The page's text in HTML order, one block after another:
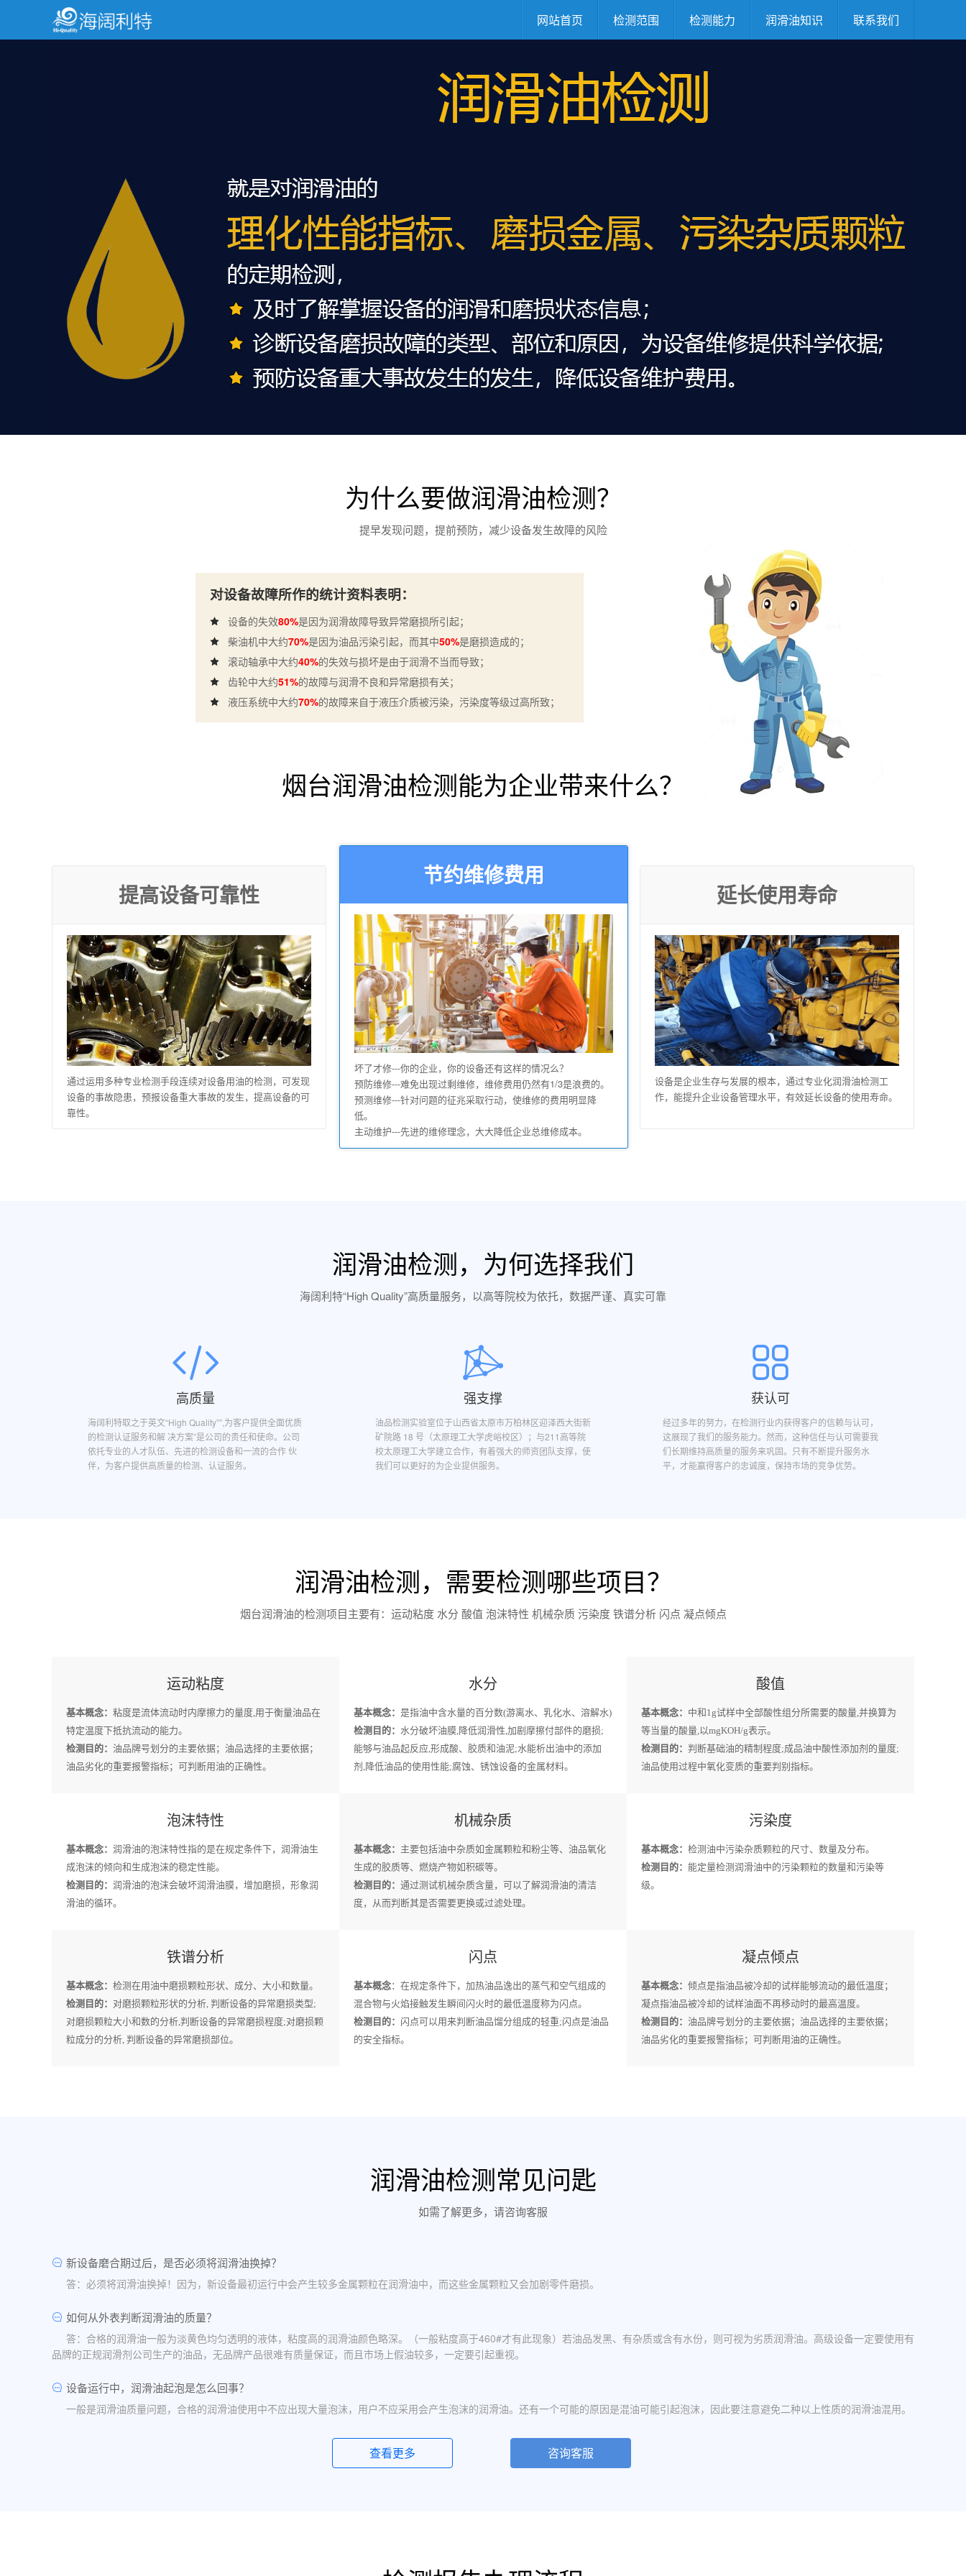
网站首页 检测范围 检测能力 润滑油知识 联系我们
为什么要做润滑油检测？
提早发现问题，提前预防，减少设备发生故障的风险
对设备故障所作的统计资料表明：
设备的失效80%是因为润滑故障导致异常磨损所引起；
柴油机中大约70%是因为油品污染引起，而其中50%是磨损造成的；
滚动轴承中大约40%的失效与损坏是由于润滑不当而导致；
齿轮中大约51%的故障与润滑不良和异常磨损有关；
液压系统中大约70%的故障来自于液压介质被污染，污染度等级过高所致；
烟台润滑油检测能为企业带来什么？
提高设备可靠性
通过运用多种专业检测手段连续对设备用油的检测，可发现
设备的事故隐患，预报设备重大事故的发生，提高设备的可
靠性。
节约维修费用
坏了才修---你的企业，你的设备还有这样的情况么？
预防维修---难免出现过剩维修，维修费用仍然有1/3是浪费的。
预测维修---针对问题的征兆采取行动，使维修的费用明显降
低。
主动维护---先进的维修理念，大大降低企业总维修成本。
延长使用寿命
设备是企业生存与发展的根本，通过专业化润滑油检测工
作，能提升企业设备管理水平，有效延长设备的使用寿命。
润滑油检测，为何选择我们
海阔利特“High Quality”高质量服务，以高等院校为依托，数据严谨、真实可靠
高质量
海阔利特取之于英文“High Quality””,为客户提供全面优质
的检测认证服务和解 决方案”是公司的责任和使命。公司
依托专业的人才队伍、先进的检测设备和一流的合作 伙
伴，为客户提供高质量的检测、认证服务。
强支撑
油品检测实验室位于山西省太原市万柏林区迎泽西大街新
矿院路 18 号（太原理工大学虎峪校区）；与211高等院
校太原理工大学建立合作，有着强大的师资团队支撑，使
我们可以更好的为企业提供服务。
获认可
经过多年的努力，在检测行业内获得客户的信赖与认可，
这展现了我们的服务能力。然而，这种信任与认可需要我
们长期维持高质量的服务来巩固。只有不断提升服务水
平，才能赢得客户的忠诚度，保持市场的竞争优势。
润滑油检测，需要检测哪些项目？
烟台润滑油的检测项目主要有：运动粘度 水分 酸值 泡沫特性 机械杂质 污染度 铁谱分析 闪点 凝点倾点
运动粘度
基本概念： 粘度是流体流动时内摩擦力的量度,用于衡量油品在
特定温度下抵抗流动的能力。
检测目的： 油品牌号划分的主要依据；油品选择的主要依据；
油品劣化的重要报警指标；可判断用油的正确性。
水分
基本概念： 是指油中含水量的百分数(游离水、乳化水、溶解水)
检测目的： 水分破坏油膜,降低润滑性,加剧摩擦付部件的磨损;
能够与油品起反应,形成酸、胶质和油泥;水能析出油中的添加
剂,降低油品的使用性能;腐蚀、锈蚀设备的金属材料。
酸值
基本概念： 中和1g试样中全部酸性组分所需要的酸量,并换算为
等当量的酸量,以mgKOH/g表示。
检测目的： 判断基础油的精制程度;成品油中酸性添加剂的量度;
油品使用过程中氧化变质的重要判别指标。
泡沫特性
基本概念： 润滑油的泡沫特性指的是在规定条件下，润滑油生
成泡沫的倾向和生成泡沫的稳定性能。
检测目的： 润滑油的泡沫会破坏润滑油膜，增加磨损，形象润
滑油的循环。
机械杂质
基本概念： 主要包括油中杂质如金属颗粒和粉尘等、油品氧化
生成的胶质等、燃烧产物如积碳等。
检测目的： 通过测试机械杂质含量，可以了解润滑油的清洁
度，从而判断其是否需要更换或过滤处理。
污染度
基本概念： 检测油中污染杂质颗粒的尺寸、数量及分布。
检测目的： 能定量检测润滑油中的污染颗粒的数量和污染等
级。
铁谱分析
基本概念： 检测在用油中磨损颗粒形状、成分、大小和数量。
检测目的： 对磨损颗粒形状的分析, 判断设备的异常磨损类型;
对磨损颗粒大小和数的分析,判断设备的异常磨损程度;对磨损颗
粒成分的分析, 判断设备的异常磨损部位。
闪点
基本概念：在规定条件下，加热油品逸出的蒸气和空气组成的
混合物与火焰接触发生瞬间闪火时的最低温度称为闪点。
检测目的： 闪点可以用来判断油品馏分组成的轻重;闪点是油品
的安全指标。
凝点倾点
基本概念： 倾点是指油品被冷却的试样能够流动的最低温度；
凝点指油品被冷却的试样油面不再移动时的最高温度。
检测目的： 油品牌号划分的主要依据；油品选择的主要依据；
油品劣化的重要报警指标；可判断用油的正确性。
润滑油检测常见问匙
如需了解更多，请咨询客服
新设备磨合期过后，是否必须将润滑油换掉？
答：必须将润滑油换掉！因为，新设备最初运行中会产生较多金属颗粒在润滑油中，而这些金属颗粒又会加剧零件磨损。
如何从外表判断润滑油的质量？
答：合格的润滑油一般为淡黄色均匀透明的液体，粘度高的润滑油颜色略深。（一般粘度高于460#才有此现象）若油品发黑、有杂质或含有水份，则可视为劣质润滑油。高级设备一定要使用有
品牌的正规润滑剂公司生产的油品，无品牌产品很难有质量保证，而且市场上假油较多，一定要引起重视。
设备运行中，润滑油起泡是怎么回事？
一般是润滑油质量问题，合格的润滑油使用中不应出现大量泡沫，用户不应采用会产生泡沫的润滑油。还有一个可能的原因是混油可能引起泡沫，因此要注意避免二种以上性质的润滑油混用。
答：一般情况下油品发白是由于油箱进水后造成的，是乳化现象，应避免水进入润滑油箱体或避免雨水进入已开封的油桶中。具体操作中，设备应检查油封是否损坏，换油时检查箱体内是否有
查看更多 咨询客服